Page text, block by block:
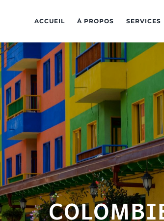
ACCUEIL À PROPOS SERVICES